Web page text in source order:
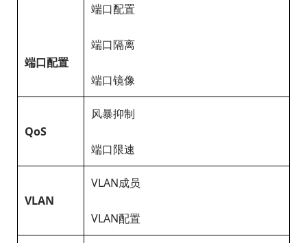
端口配置
端口配置
端口隔离
端口镜像
QoS
风暴抑制
端口限速
VLAN
VLAN成员
VLAN配置